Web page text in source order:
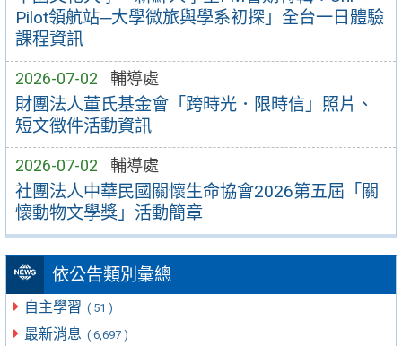
Pilot領航站─大學微旅與學系初探」全台一日體驗
課程資訊
2026-07-02 輔導處
財團法人董氏基金會「跨時光．限時信」照片、
短文徵件活動資訊
2026-07-02 輔導處
社團法人中華民國關懷生命協會2026第五屆「關
懷動物文學獎」活動簡章
依公告類別彙總
自主學習 ( 51 )
最新消息 ( 6,697 )